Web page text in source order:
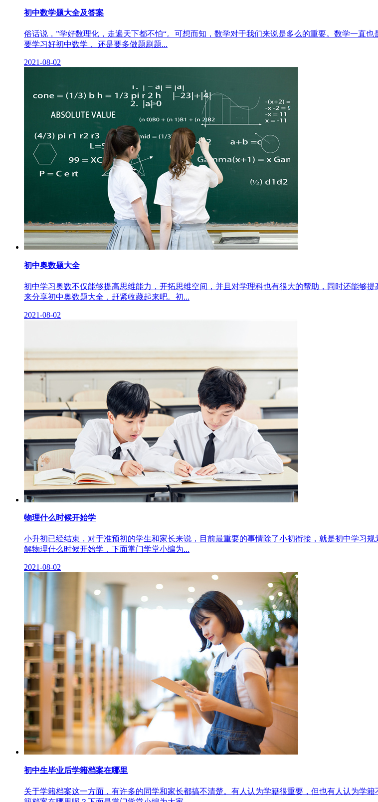
初中数学题大全及答案
俗话说，”学好数理化，走遍天下都不怕“。可想而知，数学对于我们来说是多么的重要。数学一直
要学习好初中数学， 还是要多做题刷题...
2021-08-02
初中奥数题大全
初中学习奥数不仅能够提高思维能力，开拓思维空间，并且对学理科也有很大的帮助，同时还能够
来分享初中奥数题大全，赶紧收藏起来吧。初...
2021-08-02
物理什么时候开始学
小升初已经结束，对于准预初的学生和家长来说，目前最重要的事情除了小初衔接，就是初中学习
解物理什么时候开始学，下面掌门学堂小编为...
2021-08-02
初中生毕业后学籍档案在哪里
关于学籍档案这一方面，有许多的同学和家长都搞不清楚。有人认为学籍很重要，但也有人认为学